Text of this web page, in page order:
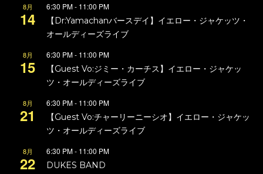
8月
14
6:30 PM- 11:00 PM
【Dr:Yamachanバースデイ】イエロー・ジャケッツ・
オールディーズライブ
8月
15
6:30 PM- 11:00 PM
【Guest Vo:ジミー・カーチス】イエロー・ジャケッ
ツ・オールディーズライブ
8月
21
6:30 PM- 11:00 PM
【Guest Vo:チャーリーニーシオ】イエロー・ジャケッ
ツ・オールディーズライブ
8月
22
6:30 PM- 11:00 PM
DUKES BAND